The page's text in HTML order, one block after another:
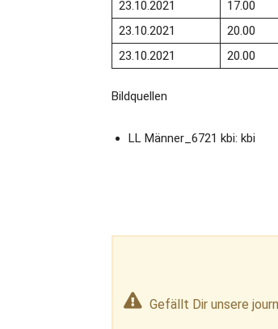
23.10.2021
17.00
23.10.2021
20.00
23.10.2021
20.00
Bildquellen
LL Männer_6721 kbi: kbi
Gefällt Dir unsere